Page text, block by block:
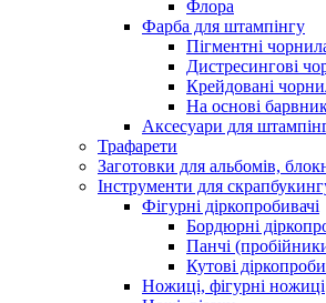
Флора
Фарба для штампінгу
Пігментні
Дистресингові
Крейдовані
На основі
Аксесуари для
Трафарети
Заготовки для альбомів,
Інструменти для
Фігурні діркопробивачі
Бордюрні
Панчі
Кутові
Ножиці, фігурні ножиці